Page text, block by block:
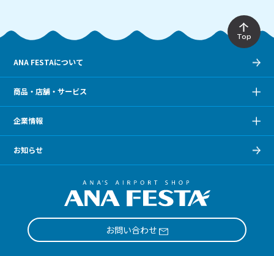
Top
ANA FESTAについて
商品・店舗・サービス
企業情報
お知らせ
お問い合わせ